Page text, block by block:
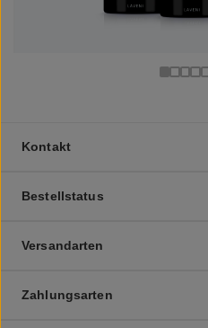
Kontakt
Bestellstatus
Versandarten
Zahlungsarten